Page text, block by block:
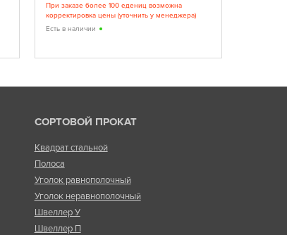
При заказе более 100 едениц возможна
корректировка цены (уточнить у менеджера)
Есть в наличии
СОРТОВОЙ ПРОКАТ
Квадрат стальной
Полоса
Уголок равнополочный
Уголок неравнополочный
Швеллер У
Швеллер П